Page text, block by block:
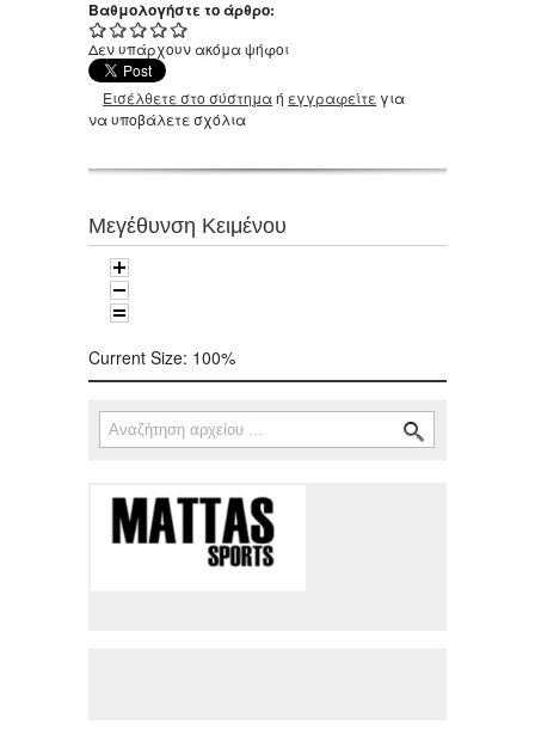
Βαθμολογήστε το άρθρο:
Δεν υπάρχουν ακόμα ψήφοι
Εισέλθετε στο σύστημαή εγγραφείτε για
να υποβάλετε σχόλια
Μεγέθυνση Κειμένου
Current Size: 100%
Φόρμα αναζήτησης
Αναζήτηση